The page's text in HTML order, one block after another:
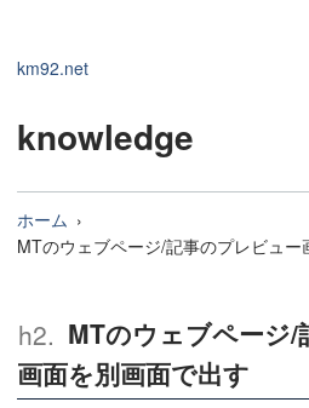
km92.net
knowledge
ホーム
MTのウェブページ/記事のプレビュー
MTのウェブページ/
画面を別画面で出す